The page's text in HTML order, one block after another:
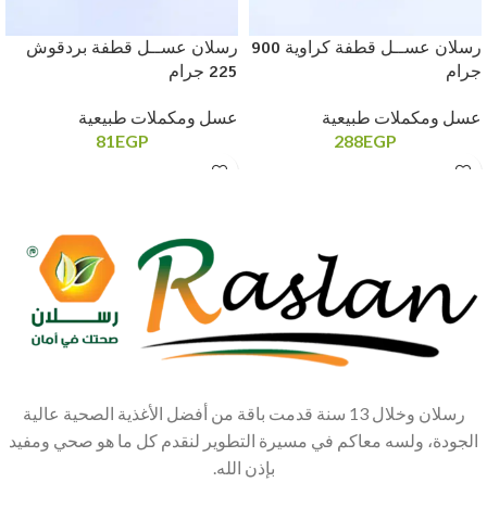
رسلان عســل قطفة كراوية 900
جرام
عسل ومكملات طبيعية
288EGP
رسلان عســل قطفة بردقوش
225 جرام
عسل ومكملات طبيعية
81EGP
رسلان وخلال 13 سنة قدمت باقة من أفضل الأغذية الصحية عالية
الجودة، ولسه معاكم في مسيرة التطوير لنقدم كل ما هو صحي ومفيد
بإذن الله.